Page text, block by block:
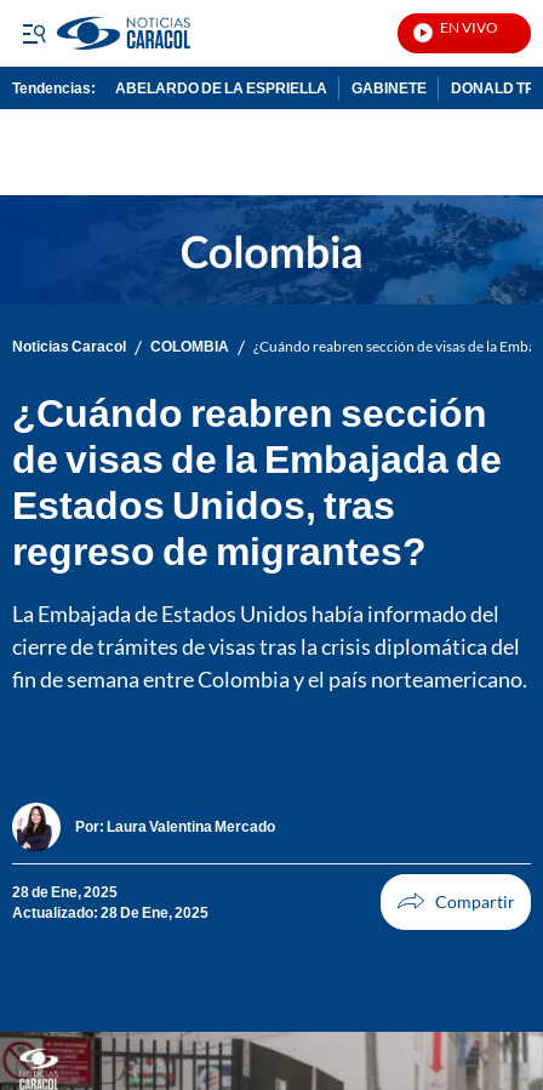
EN VIVO
Tendencias: ABELARDO DE LA ESPRIELLA GABINETE DONALD
Noticias Caracol / COLOMBIA / ¿Cuándo reabren sección de visas de la
¿Cuándo reabren sección
de visas de la Embajada de
Estados Unidos, tras
regreso de migrantes?
La Embajada de Estados Unidos había informado del
cierre de trámites de visas tras la crisis diplomática del
fin de semana entre Colombia y el país norteamericano.
Por: Laura Valentina Mercado
28 de Ene, 2025
Actualizado: 28 De Ene, 2025